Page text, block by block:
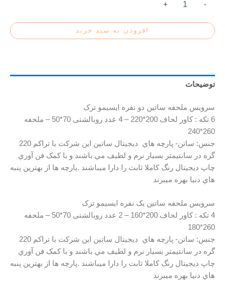
-
+
افزودن به سبد خرید
توضیحات
سرویس ملحفه ساتین دو نفره ایسیمو ترک
6 تکه : کاور لحاف 200*220 – 4 عدد روبالشتی 70*50 – ملحفه
260*240
جنس: ساتن- پارچه هاي ديجيتال ساتين اين شرکت با تراکم 220
گره در سانتيمتر بسيار نرم و لطيف مي باشند و با کمک فن آوري
چاپ ديجيتال رنگ کاملا ثابت را دارا ميباشند .پارچه ها از بهترين پنبه
هاي دنيا بهره ميبرند
سرویس ملحفه ساتین یک نفره ایسیمو ترک
4 تکه : کاور لحاف 200*160 – 2 عدد روبالشتی 70*50 – ملحفه
260*180
جنس: ساتن- پارچه هاي ديجيتال ساتين اين شرکت با تراکم 220
گره در سانتيمتر بسيار نرم و لطيف مي باشند و با کمک فن آوري
چاپ ديجيتال رنگ کاملا ثابت را دارا ميباشند .پارچه ها از بهترين پنبه
هاي دنيا بهره ميبرند